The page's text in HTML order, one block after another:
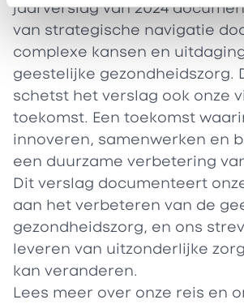
jaarverslag van 2024
van strategische navigatie
complexe kansen en
geestelijke gezondheidszorg.
schetst het verslag ook onze
toekomst. Een toekomst
innoveren, samenwerken en
een duurzame verbetering
Dit verslag documenteert
aan het verbeteren van de
gezondheidszorg, en ons
leveren van uitzonderlijke
kan veranderen.
Lees meer over onze reis en